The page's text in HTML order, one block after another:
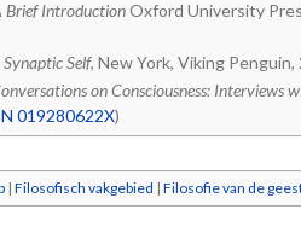
Brief IntroductionOxford University
Synaptic Self, New York, Viking Penguin,
on Consciousness: Interviews
019280622X)
| Filosofisch vakgebied | Filosofie van de